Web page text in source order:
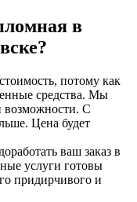
в
потому как
средства. Мы
возможности. С
Цена будет
ваш заказ в
услуги готовы
придирчивого и